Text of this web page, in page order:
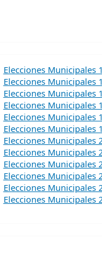
Elecciones Municipales
Elecciones Municipales
Elecciones Municipales
Elecciones Municipales
Elecciones Municipales
Elecciones Municipales
Elecciones Municipales
Elecciones Municipales
Elecciones Municipales
Elecciones Municipales
Elecciones Municipales
Elecciones Municipales